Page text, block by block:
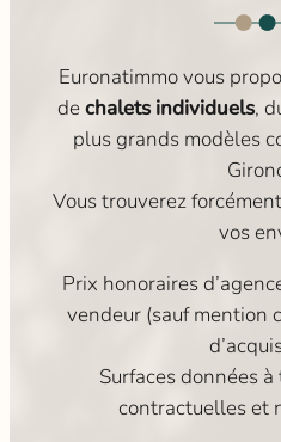
Euronatimmo vous
dechalets individuels,
plus grands modèles
Vous trouverez
vos
Prix honoraires
vendeur (sauf mention
Surfaces données
contractuelles et